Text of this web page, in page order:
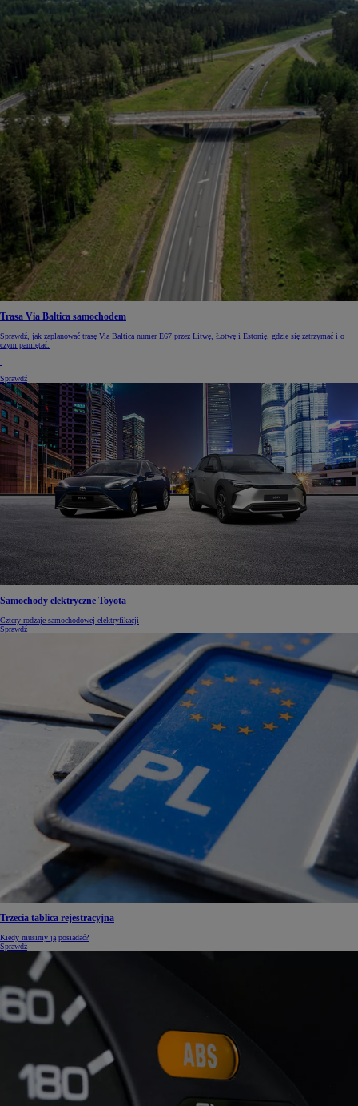
Trasa Via Baltica samochodem
Sprawdź, jak zaplanować trasę Via Baltica numer E67 przez Litwę, Łotwę i Estonię, gdzie się zatrzymać i o
czym pamiętać.
Sprawdź
Samochody elektryczne Toyota
Cztery rodzaje samochodowej elektryfikacji
Sprawdź
Trzecia tablica rejestracyjna
Kiedy musimy ją posiadać?
Sprawdź